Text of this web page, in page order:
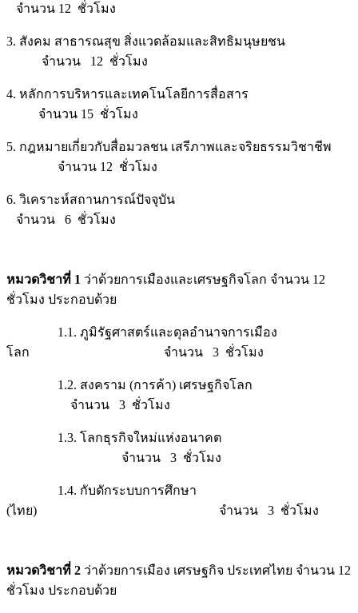
จำนวน 12 ชั่วโมง
3. สังคม สาธารณสุข สิ่งแวดล้อมและสิทธิมนุษยชน
จำนวน 12 ชั่วโมง
4. หลักการบริหารและเทคโนโลยีการสื่อสาร
จำนวน 15 ชั่วโมง
5. กฎหมายเกี่ยวกับสื่อมวลชน เสรีภาพและจริยธรรมวิชาชีพ
จำนวน 12 ชั่วโมง
6. วิเคราะห์สถานการณ์ปัจจุบัน
จำนวน 6 ชั่วโมง
หมวดวิชาที่ 1 ว่าด้วยการเมืองและเศรษฐกิจโลก จำนวน 12
ชั่วโมง ประกอบด้วย
1.1. ภูมิรัฐศาสตร์และดุลอำนาจการเมือง
โลก จำนวน 3 ชั่วโมง
1.2. สงคราม (การค้า) เศรษฐกิจโลก
จำนวน 3 ชั่วโมง
1.3. โลกธุรกิจใหม่แห่งอนาคต
จำนวน 3 ชั่วโมง
1.4. กับดักระบบการศึกษา
(ไทย) จำนวน 3 ชั่วโมง
หมวดวิชาที่ 2 ว่าด้วยการเมือง เศรษฐกิจ ประเทศไทย จำนวน 12
ชั่วโมง ประกอบด้วย